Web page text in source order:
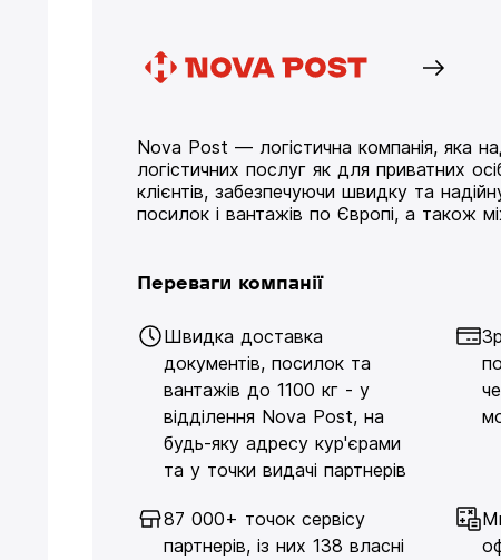
Nova Post — логістична компанія, яка
логістичних послуг як для приватних
клієнтів, забезпечуючи швидку та
посилок і вантажів по Європі, а також
Переваги компанії
Швидка доставка
документів, посилок та
вантажів до 1100 кг - у
відділення Nova Post, на
будь-яку адресу кур'єрами
та у точки видачі партнерів
87 000+ точок сервісу
партнерів, із них 138 власні